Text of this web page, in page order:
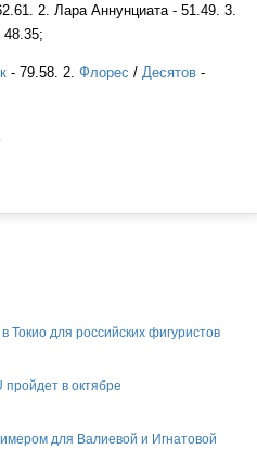
2. Лара Аннунциата - 51.49. 3.
48.35;
- 79.58. 2. Флорес / Десятов -
Токио для российских фигуристов
в октябре
для Валиевой и Игнатовой